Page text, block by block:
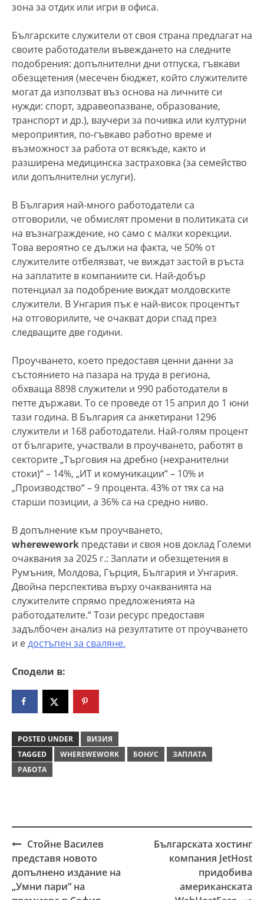
зона за отдих или игри в офиса.
Българските служители от своя страна предлагат на
своите работодатели въвеждането на следните
подобрения: допълнителни дни отпуска, гъвкави
обезщетения (месечен бюджет, който служителите
могат да използват въз основа на личните си
нужди: спорт, здравеопазване, образование,
транспорт и др.), ваучери за почивка или културни
мероприятия, по-гъвкаво работно време и
възможност за работа от всякъде, както и
разширена медицинска застраховка (за семейство
или допълнителни услуги).
В България най-много работодатели са
отговорили, че обмислят промени в политиката си
на възнаграждение, но само с малки корекции.
Това вероятно се дължи на факта, че 50% от
служителите отбелязват, че виждат застой в ръста
на заплатите в компаниите си. Най-добър
потенциал за подобрение виждат молдовските
служители. В Унгария пък е най-висок процентът
на отговорилите, че очакват дори спад през
следващите две години.
Проучването, което предоставя ценни данни за
състоянието на пазара на труда в региона,
обхваща 8898 служители и 990 работодатели в
петте държави. То се проведе от 15 април до 1 юни
тази година. В България са анкетирани 1296
служители и 168 работодатели. Най-голям процент
от българите, участвали в проучването, работят в
секторите „Търговия на дребно (нехранителни
стоки)“ – 14%, „ИТ и комуникации“ – 10% и
„Производство“ – 9 процента. 43% от тях са на
старши позиции, а 36% са на средно ниво.
В допълнение към проучването,
wherewework представи и своя нов доклад Големи
очаквания за 2025 г.: Заплати и обезщетения в
Румъния, Молдова, Гърция, България и Унгария.
Двойна перспектива върху очакванията на
служителите спрямо предложенията на
работодателите.“ Този ресурс предоставя
задълбочен анализ на резултатите от проучването
и едостъпен за сваляне.
Сподели в:
POSTED UNDER
ВИЗИЯ
TAGGED
WHEREWEWORK БОНУС
ЗАПЛАТА
РАБОТА
Post
navigation
Стойне Василев
представя новото
допълнено издание на
„Умни пари“ на
Българската хостинг
компания JetHost
придобива
американската